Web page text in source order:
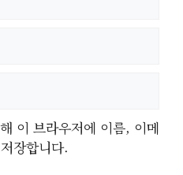
이 브라우저에 이름, 이메
장합니다.